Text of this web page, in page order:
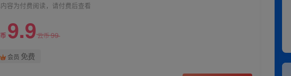
容为付费阅读，请付费后查看
9.9云币99
会员 免费